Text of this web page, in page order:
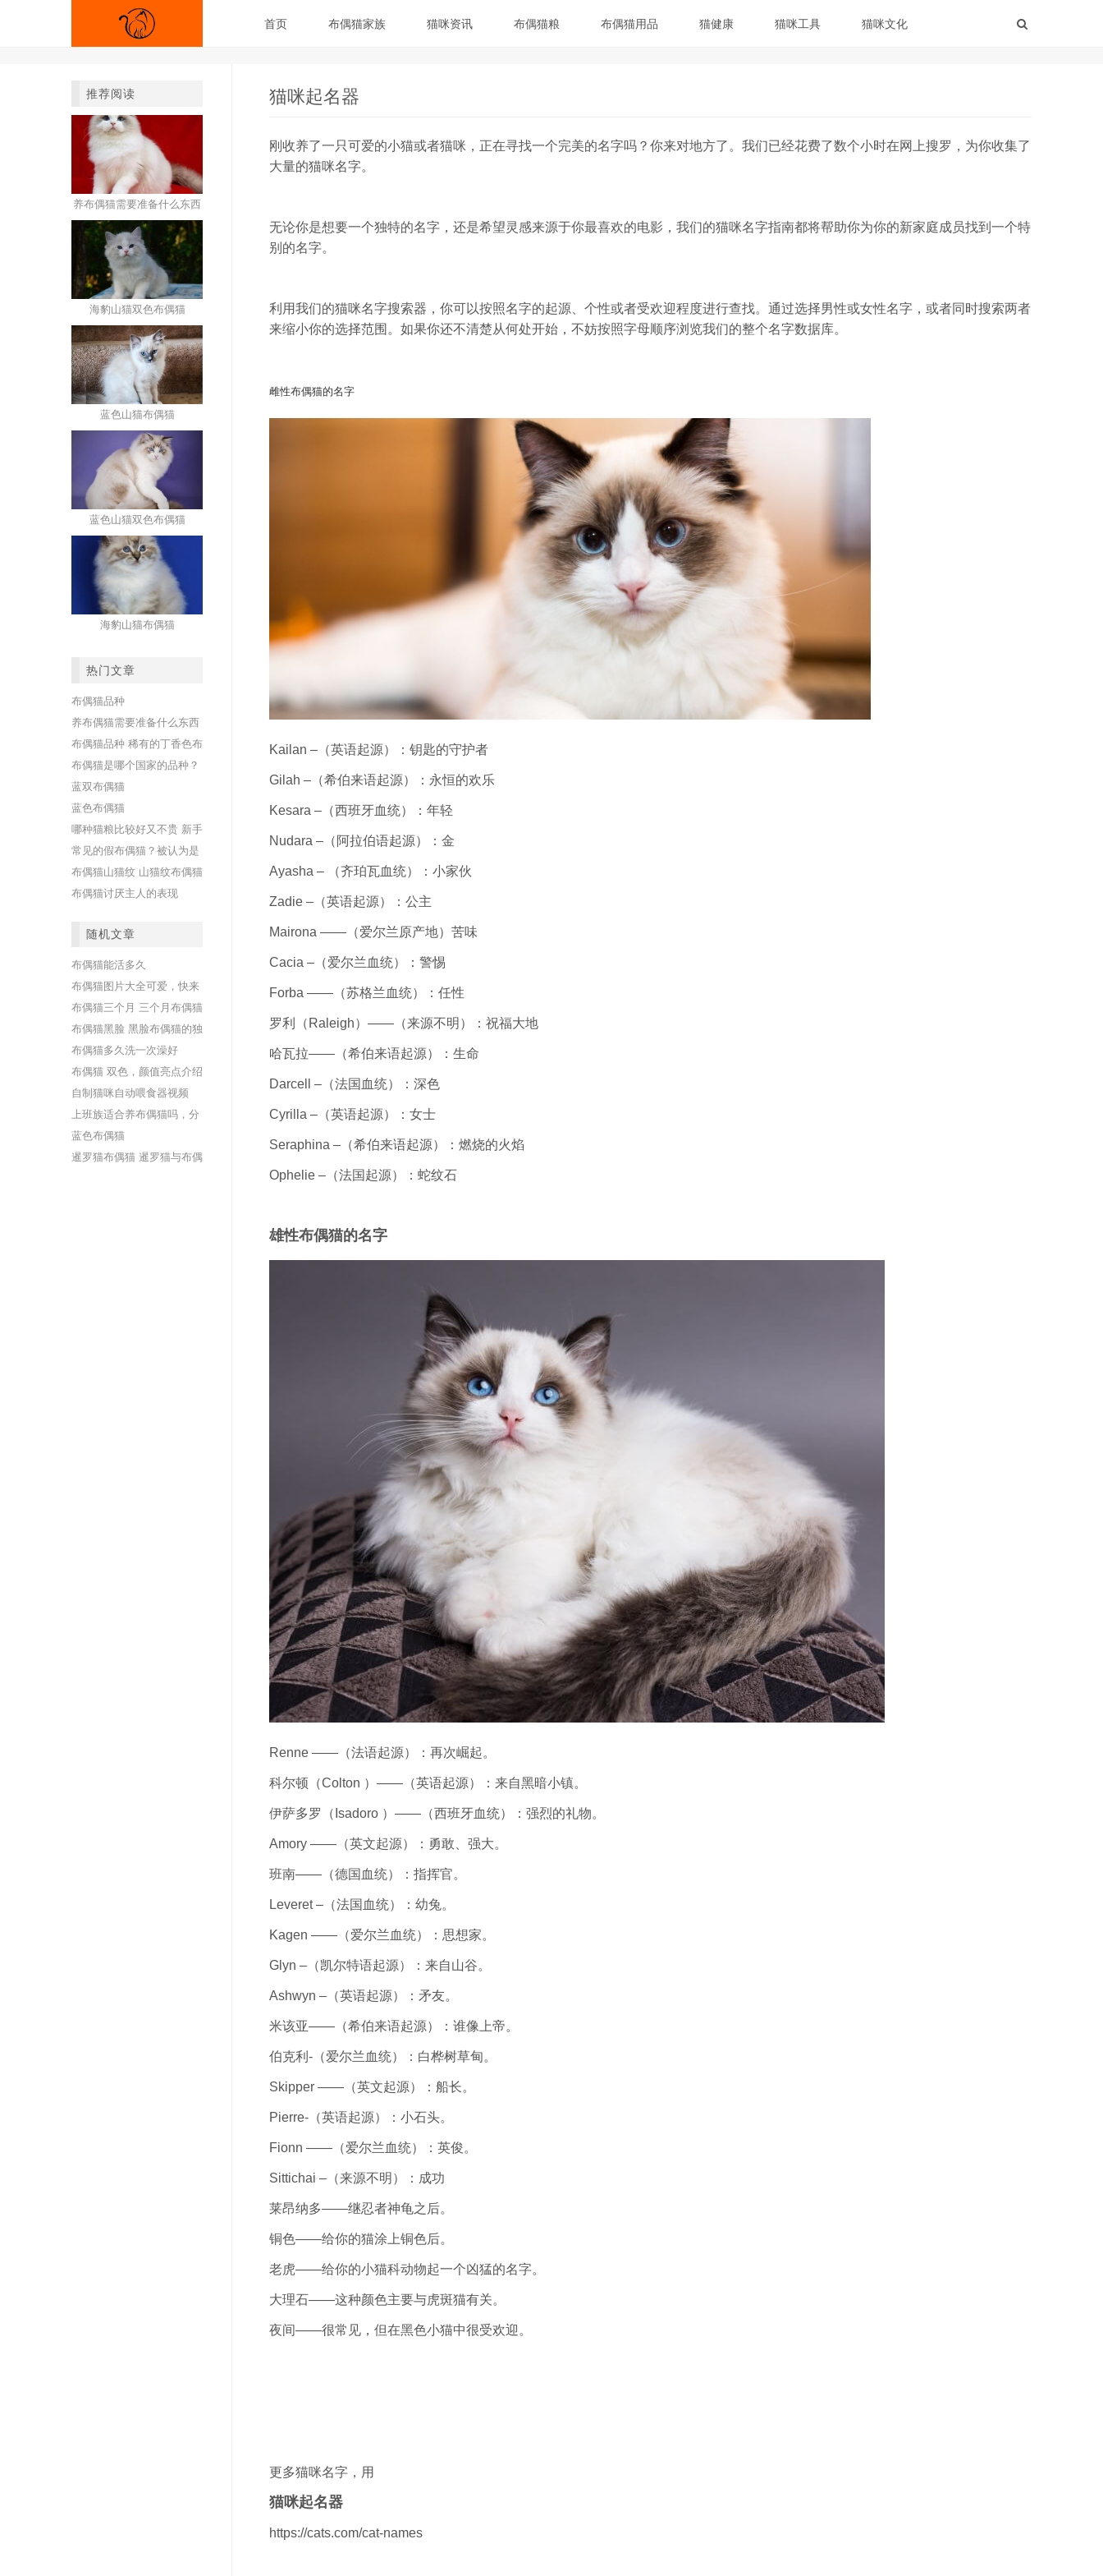
首页 布偶猫家族 猫咪资讯 布偶猫粮 布偶猫用品 猫健康 猫咪工具 猫咪文化
推荐阅读
养布偶猫需要准备什么东西
海豹山猫双色布偶猫
蓝色山猫布偶猫
蓝色山猫双色布偶猫
海豹山猫布偶猫
热门文章
布偶猫品种
养布偶猫需要准备什么东西
布偶猫品种 稀有的丁香色布
偶猫介绍
布偶猫是哪个国家的品种？
揭秘布偶猫祖先
蓝双布偶猫
蓝色布偶猫
哪种猫粮比较好又不贵 新手
怎样为你的孩子选择爱吃的
食物
常见的假布偶猫？被认为是
布偶猫的其他猫品种
布偶猫山猫纹 山猫纹布偶猫
的独特外观
布偶猫讨厌主人的表现
随机文章
布偶猫能活多久
布偶猫图片大全可爱，快来
欣赏
布偶猫三个月 三个月布偶猫
的成长变化
布偶猫黑脸 黑脸布偶猫的独
特外观
布偶猫多久洗一次澡好
布偶猫 双色，颜值亮点介绍
自制猫咪自动喂食器视频
上班族适合养布偶猫吗，分
析一下
蓝色布偶猫
暹罗猫布偶猫 暹罗猫与布偶
猫咪起名器
刚收养了一只可爱的小猫或者猫咪，正在寻找一个完美的名字吗？你来对地方了。我们已经花费了数个小时在网上搜罗，为你收集了
大量的猫咪名字。
无论你是想要一个独特的名字，还是希望灵感来源于你最喜欢的电影，我们的猫咪名字指南都将帮助你为你的新家庭成员找到一个特
别的名字。
利用我们的猫咪名字搜索器，你可以按照名字的起源、个性或者受欢迎程度进行查找。通过选择男性或女性名字，或者同时搜索两者
来缩小你的选择范围。如果你还不清楚从何处开始，不妨按照字母顺序浏览我们的整个名字数据库。
雌性布偶猫的名字
Kailan –（英语起源）：钥匙的守护者
Gilah –（希伯来语起源）：永恒的欢乐
Kesara –（西班牙血统）：年轻
Nudara –（阿拉伯语起源）：金
Ayasha – （齐珀瓦血统）：小家伙
Zadie –（英语起源）：公主
Mairona ——（爱尔兰原产地）苦味
Cacia –（爱尔兰血统）：警惕
Forba ——（苏格兰血统）：任性
罗利（Raleigh）——（来源不明）：祝福大地
哈瓦拉——（希伯来语起源）：生命
Darcell –（法国血统）：深色
Cyrilla –（英语起源）：女士
Seraphina –（希伯来语起源）：燃烧的火焰
Ophelie –（法国起源）：蛇纹石
雄性布偶猫的名字
Renne ——（法语起源）：再次崛起。
科尔顿（Colton ）——（英语起源）：来自黑暗小镇。
伊萨多罗（Isadoro ）——（西班牙血统）：强烈的礼物。
Amory ——（英文起源）：勇敢、强大。
班南——（德国血统）：指挥官。
Leveret –（法国血统）：幼兔。
Kagen ——（爱尔兰血统）：思想家。
Glyn –（凯尔特语起源）：来自山谷。
Ashwyn –（英语起源）：矛友。
米该亚——（希伯来语起源）：谁像上帝。
伯克利-（爱尔兰血统）：白桦树草甸。
Skipper ——（英文起源）：船长。
Pierre-（英语起源）：小石头。
Fionn ——（爱尔兰血统）：英俊。
Sittichai –（来源不明）：成功
莱昂纳多——继忍者神龟之后。
铜色——给你的猫涂上铜色后。
老虎——给你的小猫科动物起一个凶猛的名字。
大理石——这种颜色主要与虎斑猫有关。
夜间——很常见，但在黑色小猫中很受欢迎。
更多猫咪名字，用
猫咪起名器
https://cats.com/cat-names